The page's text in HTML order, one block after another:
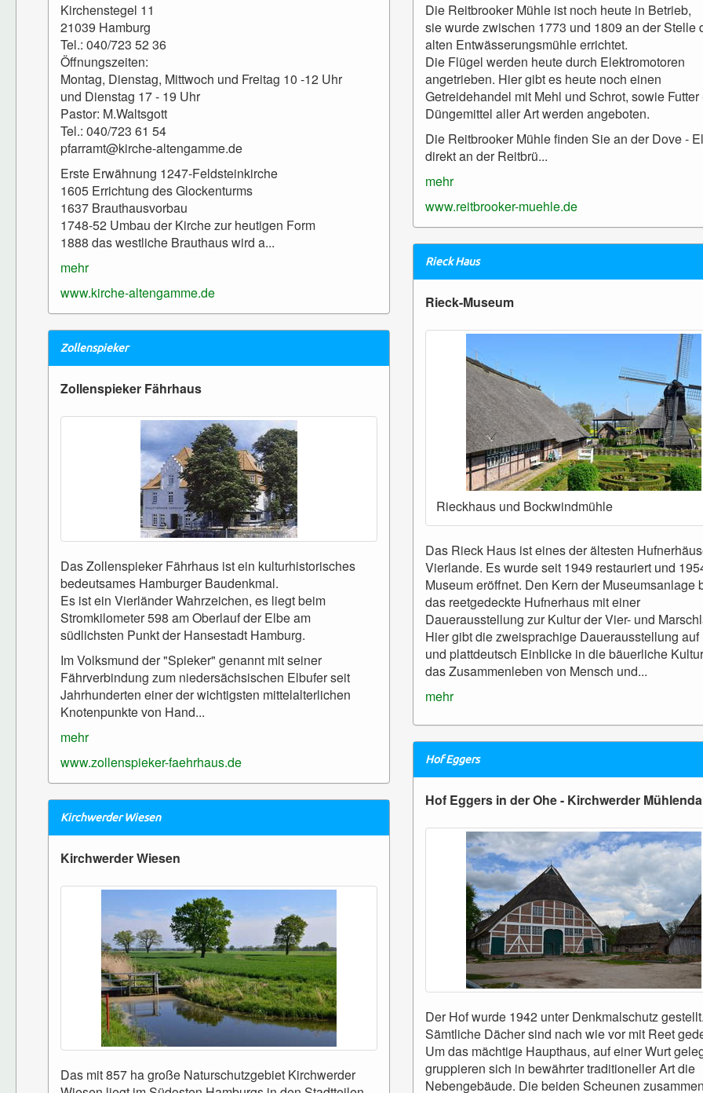
Kirchenstegel 11
21039 Hamburg
Tel.: 040/723 52 36
Öffnungszeiten:
Montag, Dienstag, Mittwoch und Freitag 10 -12 Uhr
und Dienstag 17 - 19 Uhr
Pastor: M.Waltsgott
Tel.: 040/723 61 54
pfarramt@kirche-altengamme.de
Erste Erwähnung 1247-Feldsteinkirche
1605 Errichtung des Glockenturms
1637 Brauthausvorbau
1748-52 Umbau der Kirche zur heutigen Form
1888 das westliche Brauthaus wird a...
mehr
www.kirche-altengamme.de
Die Reitbrooker Mühle ist noch heute in Betrieb,
sie wurde zwischen 1773 und 1809 an der Stelle
alten Entwässerungsmühle errichtet.
Die Flügel werden heute durch Elektromotoren
angetrieben. Hier gibt es heute noch einen
Getreidehandel mit Mehl und Schrot, sowie Futter
Düngemittel aller Art werden angeboten.
Die Reitbrooker Mühle finden Sie an der Dove -
direkt an der Reitbrü...
mehr
www.reitbrooker-muehle.de
Rieck Haus
Rieck-Museum
Rieckhaus und Bockwindmühle
Das Rieck Haus ist eines der ältesten
Vierlande. Es wurde seit 1949 restauriert und
Museum eröffnet. Den Kern der Museumsanlage
das reetgedeckte Hufnerhaus mit einer
Dauerausstellung zur Kultur der Vier- und
Hier gibt die zweisprachige Dauerausstellung auf
und plattdeutsch Einblicke in die bäuerliche
das Zusammenleben von Mensch und...
mehr
Zollenspieker
Zollenspieker Fährhaus
Das Zollenspieker Fährhaus ist ein kulturhistorisches
bedeutsames Hamburger Baudenkmal.
Es ist ein Vierländer Wahrzeichen, es liegt beim
Stromkilometer 598 am Oberlauf der Elbe am
südlichsten Punkt der Hansestadt Hamburg.
Im Volksmund der "Spieker" genannt mit seiner
Fährverbindung zum niedersächsischen Elbufer seit
Jahrhunderten einer der wichtigsten mittelalterlichen
Knotenpunkte von Hand...
mehr
www.zollenspieker-faehrhaus.de
Hof Eggers
Hof Eggers in der Ohe - Kirchwerder
Der Hof wurde 1942 unter Denkmalschutz
Sämtliche Dächer sind nach wie vor mit Reet
Um das mächtige Haupthaus, auf einer Wurt
gruppieren sich in bewährter traditioneller Art die
Nebengebäude. Die beiden Scheunen
Kirchwerder Wiesen
Kirchwerder Wiesen
Das mit 857 ha große Naturschutzgebiet Kirchwerder